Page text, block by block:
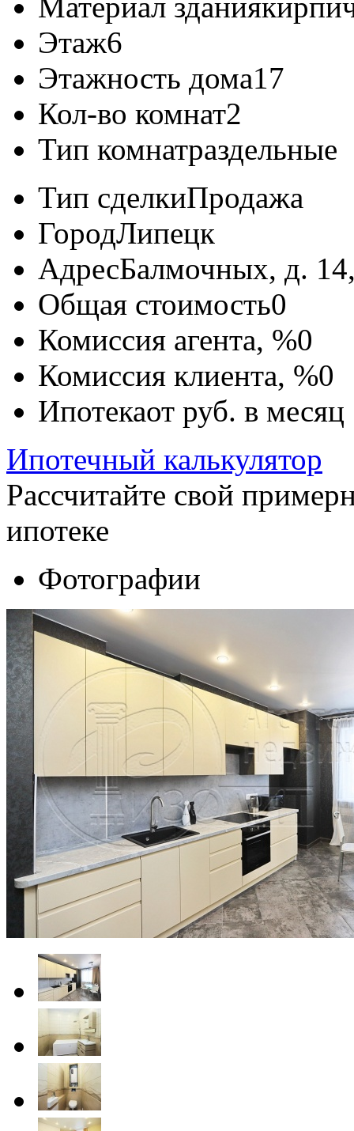
Этаж6
Этажность дома17
Кол-во комнат2
Тип комнатраздельные
Тип сделкиПродажа
ГородЛипецк
АдресБалмочных, д.
Общая стоимость0
Комиссия агента, %0
Комиссия клиента, %0
Ипотекаот руб. в месяц
Ипотечный калькулятор
Рассчитайте свой
ипотеке
Фотографии